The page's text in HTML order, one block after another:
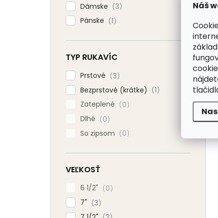
Náš
Dámske
3
Pánske
1
TYP RUKAVÍC
Prstové
3
Bezprstové (krátke)
1
Zateplené
0
Dlhé
0
So zipsom
0
VEĽKOSŤ
6 1/2"
0
7"
3